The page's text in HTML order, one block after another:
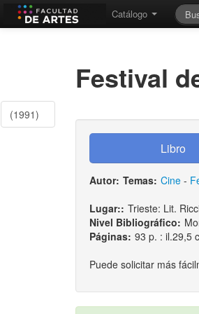
Catálogo
(1991)
Festival
Autor: Temas: Cine-
Lugar:: Trieste: Lit.
Nivel Bibliográfico:
Páginas: 93 p. : il.29,5
Puede solicitar más